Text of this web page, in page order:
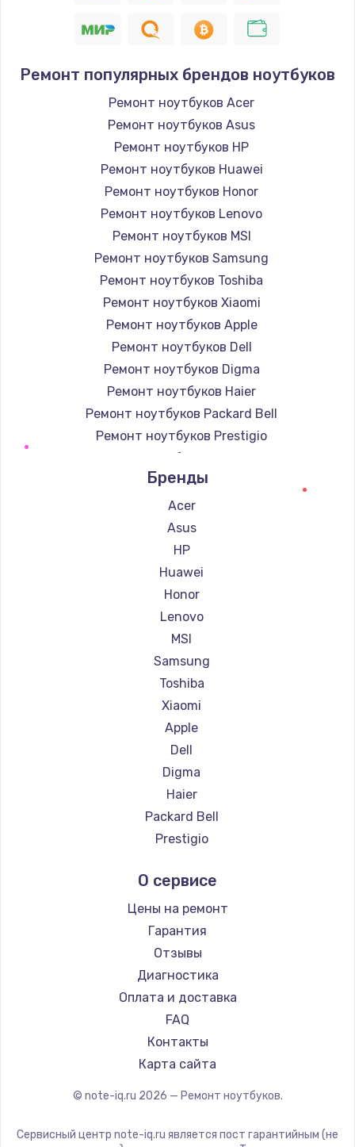
Ремонт популярных брендов ноутбуков
Ремонт ноутбуков Acer
Ремонт ноутбуков Asus
Ремонт ноутбуков HP
Ремонт ноутбуков Huawei
Ремонт ноутбуков Honor
Ремонт ноутбуков Lenovo
Ремонт ноутбуков MSI
Ремонт ноутбуков Samsung
Ремонт ноутбуков Toshiba
Ремонт ноутбуков Xiaomi
Ремонт ноутбуков Apple
Ремонт ноутбуков Dell
Ремонт ноутбуков Digma
Ремонт ноутбуков Haier
Ремонт ноутбуков Packard Bell
Ремонт ноутбуков Prestigio
Ремонт ноутбуков Microsoft
Ремонт ноутбуков Alienware
Ремонт ноутбуков Aquarius
Ремонт ноутбуков Gigabyte
Ремонт ноутбуков Aorus
Ремонт ноутбуков Maibenben
Ремонт ноутбуков Getac
Ремонт ноутбуков Epson
Ремонт ноутбуков Philips
Ремонт ноутбуков LG
Ремонт ноутбуков Panasonic
Ремонт ноутбуков Irbis
Ремонт ноутбуков Thunderobot
Ремонт ноутбуков Hasee
Ремонт ноутбуков ZTE
Ремонт ноутбуков Hiper
Ремонт ноутбуков Evga
Ремонт ноутбуков Google
Ремонт ноутбуков Ardor
Ремонт ноутбуков Predator
Ремонт ноутбуков iru
Ремонт ноутбуков Machenike
Ремонт ноутбуков DEXP
Ремонт ноутбуков Teclast
Ремонт ноутбуков CHUWI
Ремонт ноутбуков Colorful
Бренды
Acer
Asus
HP
Huawei
Honor
Lenovo
MSI
Samsung
Toshiba
Xiaomi
Apple
Dell
Digma
Haier
Packard Bell
Prestigio
Alienware
Aquarius
Gigabyte
Aorus
Maibenben
Getac
Epson
Philips
LG
Thunderobot
О сервисе
Цены на ремонт
Гарантия
Отзывы
Диагностика
Оплата и доставка
FAQ
Контакты
Карта сайта
© note-iq.ru 2026 — Ремонт ноутбуков.
Сервисный центр note-iq.ru является пост гарантийным (не